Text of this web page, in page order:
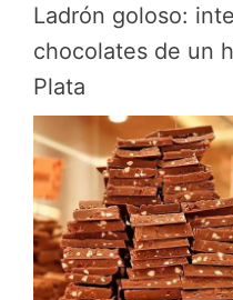
Ladrón goloso:
chocolates de un
Plata